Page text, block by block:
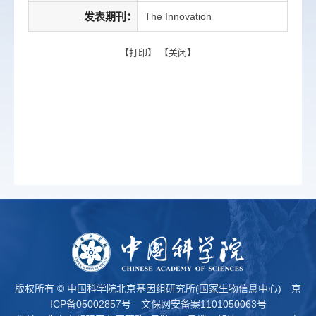
发表期刊： The Innovation
【打印】 【关闭 】
版权所有 © 中国科学院北京基因组研究所(国家生物信息中心) 京
ICP备05002857号
文保网安备案1101050063号